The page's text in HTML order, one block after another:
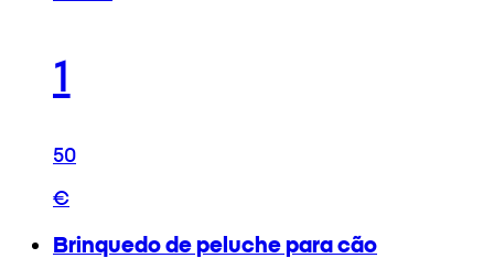
1
50
€
Brinquedo de peluche para cão